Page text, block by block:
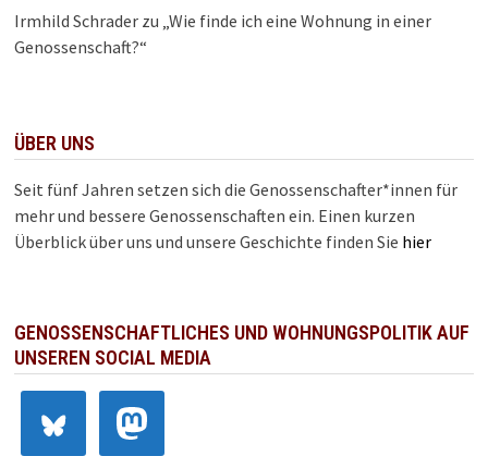
Irmhild Schrader zu „Wie finde ich eine Wohnung in einer
Genossenschaft?“
ÜBER UNS
Seit fünf Jahren setzen sich die Genossenschafter*innen für
mehr und bessere Genossenschaften ein. Einen kurzen
Überblick über uns und unsere Geschichte finden Sie hier
GENOSSENSCHAFTLICHES UND WOHNUNGSPOLITIK AUF
UNSEREN SOCIAL MEDIA